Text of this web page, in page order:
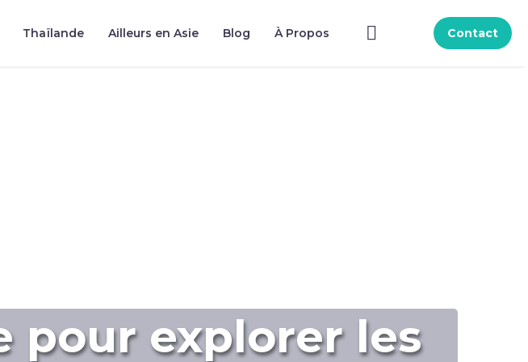
Thaïlande Ailleurs en Asie Blog À Propos Contact
pour explorer les